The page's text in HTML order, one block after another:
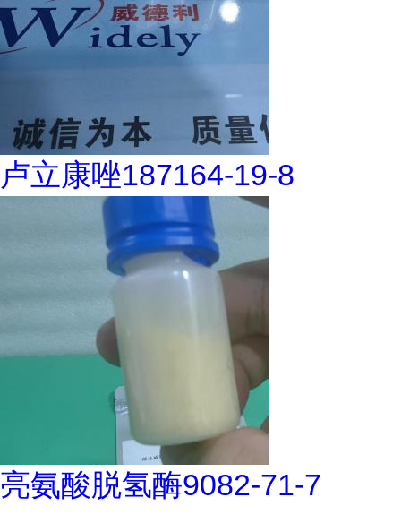
卢立康唑187164-19-8
亮氨酸脱氢酶9082-71-7